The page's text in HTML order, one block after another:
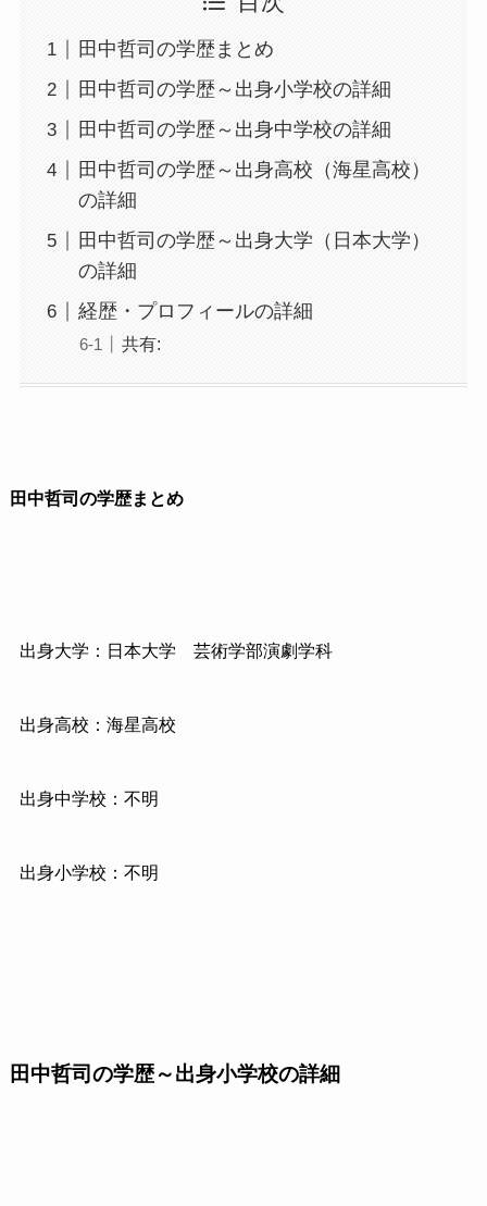
田中哲司の学歴まとめ
田中哲司の学歴～出身小学校の詳細
田中哲司の学歴～出身中学校の詳細
田中哲司の学歴～出身高校（海星高校）
の詳細
田中哲司の学歴～出身大学（日本大学）
の詳細
経歴・プロフィールの詳細
共有:
田中哲司の学歴まとめ
出身大学：日本大学 芸術学部演劇学科
出身高校：海星高校
出身中学校：不明
出身小学校：不明
田中哲司の学歴～出身小学校の詳細